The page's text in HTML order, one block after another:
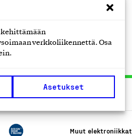
kehittämään
verkkoliikennettä. Osa
Asetukset
Muut